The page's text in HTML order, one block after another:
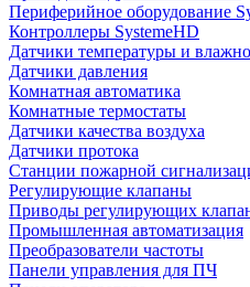
Периферийное оборудование
Контроллеры SystemeHD
Датчики температуры и
Датчики давления
Комнатная автоматика
Комнатные термостаты
Датчики качества воздуха
Датчики протока
Станции пожарной
Регулирующие клапаны
Приводы регулирующих
Промышленная автоматизация
Преобразователи частоты
Панели управления для ПЧ